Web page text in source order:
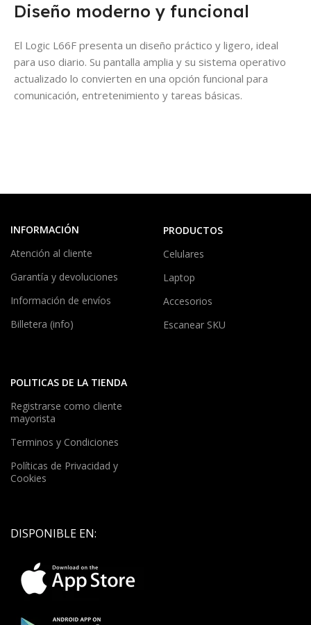
Diseño moderno y funcional
El Logic L66F presenta un diseño práctico y ligero, ideal
para uso diario. Su pantalla amplia y su sistema operativo
actualizado lo convierten en una opción funcional para
comunicación, entretenimiento y tareas básicas.
INFORMACIÓN
Atención al cliente
Garantía y devoluciones
Información de envíos
Billetera (info)
PRODUCTOS
Celulares
Laptop
Accesorios
Escanear SKU
POLITICAS DE LA TIENDA
Registrarse como cliente
mayorista
Terminos y Condiciones
Políticas de Privacidad y
Cookies
DISPONIBLE EN: